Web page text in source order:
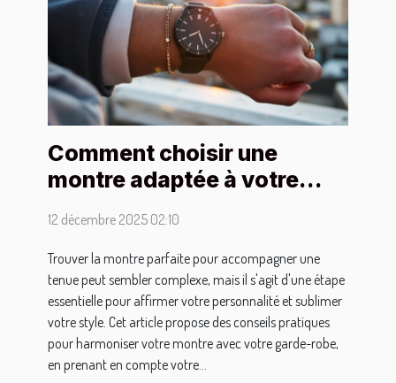
Comment choisir une
montre adaptée à votre
12 décembre 2025 02:10
Trouver la montre parfaite pour accompagner une
tenue peut sembler complexe, mais il s'agit d'une étape
essentielle pour affirmer votre personnalité et sublimer
votre style. Cet article propose des conseils pratiques
pour harmoniser votre montre avec votre garde-robe,
en prenant en compte votre...